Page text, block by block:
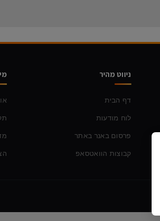
ניווט מהיר
דף הבית
לוח מודעות
פרסום באנר באתר
קבוצות הוואטסאפ